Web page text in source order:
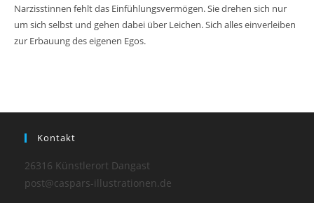
Narzisstinnen fehlt das Einfühlungsvermögen. Sie drehen sich nur
um sich selbst und gehen dabei über Leichen. Sich alles einverleiben
zur Erbauung des eigenen Egos.
Kontakt
26316 Künstlerort Dangast
post@caspars-illustrationen.de